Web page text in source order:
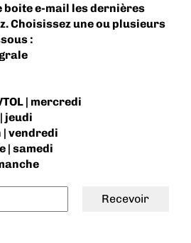
boite e-mail les dernières
Choisissez une ou plusieurs
:
| mercredi
jeudi
vendredi
| samedi